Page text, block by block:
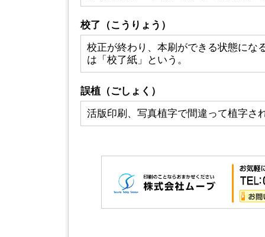
校了（こうりょう）
校正が終わり、本刷ができる状態にな
は「校了紙」という。
誤植（ごしょく）
活版印刷、写真植字で間違って植字さ